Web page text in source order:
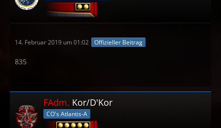
14. Februar 2019 um 01:02 Offizieller Beitrag
835
FAdm. Kor/D'Kor
CO's Atlantis-A